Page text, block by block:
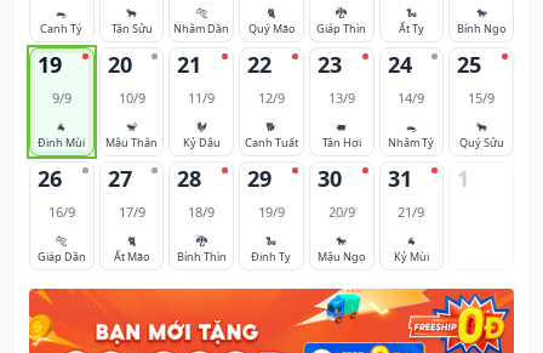
🐀
Canh Tý
🐂
Tân Sửu
🐅
Nhâm Dần
🐈
Quý Mão
🐉
Giáp Thìn
🐍
Ất Tỵ
🐎
Bính Ngọ
19
9/9
🐐
Đinh Mùi
20
10/9
🐒
Mậu Thân
21
11/9
🐓
Kỷ Dậu
22
12/9
🐕
Canh Tuất
23
13/9
🐖
Tân Hợi
24
14/9
🐀
Nhâm Tý
25
15/9
🐂
Quý Sửu
26
16/9
🐅
Giáp Dần
27
17/9
🐈
Ất Mão
28
18/9
🐉
Bính Thìn
29
19/9
🐍
Đinh Tỵ
30
20/9
🐎
Mậu Ngọ
31
21/9
🐐
Kỷ Mùi
1